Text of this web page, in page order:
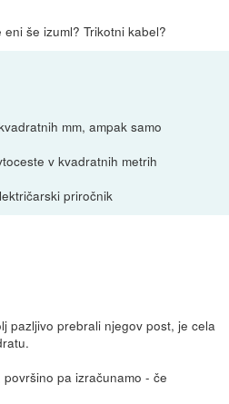
eni še izuml? Trikotni kabel?
mm, ampak samo
v kvadratnih metrih
priročnik
pazljivo prebrali njegov post, je cela
pa izračunamo - če